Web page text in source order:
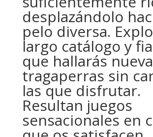
desplazándolo
pelo diversa.
largo catálogo y
que hallarás
tragaperras sin
las que disfrutar.
Resultan juegos
sensacionales en